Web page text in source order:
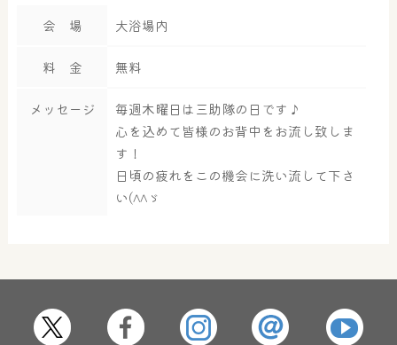
屋内レジャープール グルメ
会 場 大浴場内
料 金 無料
メッセージ
毎週木曜日は三助隊の日です♪
心を込めて皆様のお背中をお流し致しま
す！
日頃の疲れをこの機会に洗い流して下さ
い(^^ゞ